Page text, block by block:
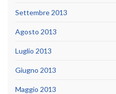
Settembre 2013
Agosto 2013
Luglio 2013
Giugno 2013
Maggio 2013